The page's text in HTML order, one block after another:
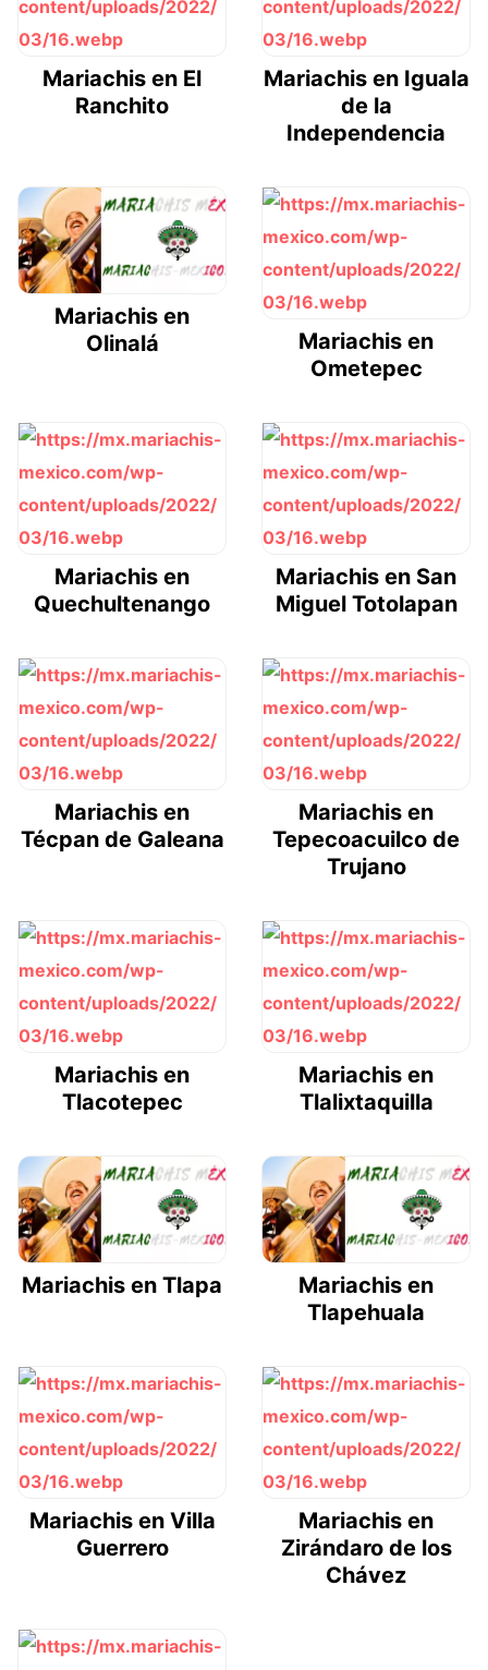
Mariachis en El
Ranchito
Mariachis en Iguala
de la
Independencia
Mariachis en
Olinalá
Mariachis en
Ometepec
Mariachis en
Quechultenango
Mariachis en San
Miguel Totolapan
Mariachis en
Técpan de Galeana
Mariachis en
Tepecoacuilco de
Trujano
Mariachis en
Tlacotepec
Mariachis en
Tlalixtaquilla
Mariachis en Tlapa
Mariachis en
Tlapehuala
Mariachis en Villa
Guerrero
Mariachis en
Zirándaro de los
Chávez